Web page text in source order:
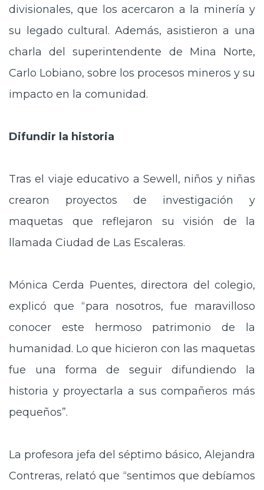
divisionales, que los acercaron a la minería y
su legado cultural. Además, asistieron a una
charla del superintendente de Mina Norte,
Carlo Lobiano, sobre los procesos mineros y su
impacto en la comunidad.
Difundir la historia
Tras el viaje educativo a Sewell, niños y niñas
crearon proyectos de investigación y
maquetas que reflejaron su visión de la
llamada Ciudad de Las Escaleras.
Mónica Cerda Puentes, directora del colegio,
explicó que “para nosotros, fue maravilloso
conocer este hermoso patrimonio de la
humanidad. Lo que hicieron con las maquetas
fue una forma de seguir difundiendo la
historia y proyectarla a sus compañeros más
pequeños”.
La profesora jefa del séptimo básico, Alejandra
Contreras, relató que “sentimos que debíamos